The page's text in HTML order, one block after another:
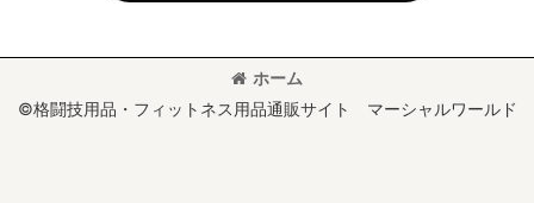
ホーム
©格闘技用品・フィットネス用品通販サイト マーシャルワールド